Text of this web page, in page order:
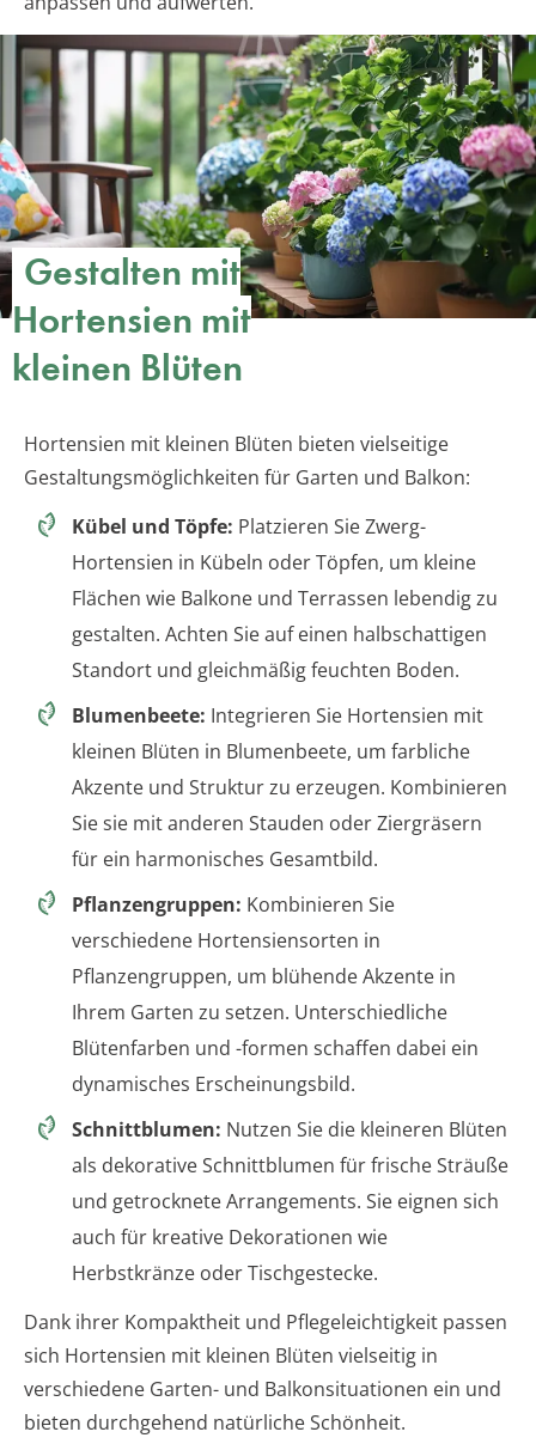
Gestalten mit
Hortensien mit
kleinen Blüten
Hortensien mit kleinen Blüten bieten vielseitige
Gestaltungsmöglichkeiten für Garten und Balkon:
Kübel und Töpfe: Platzieren Sie Zwerg-
Hortensien in Kübeln oder Töpfen, um kleine
Flächen wie Balkone und Terrassen lebendig zu
gestalten. Achten Sie auf einen halbschattigen
Standort und gleichmäßig feuchten Boden.
Blumenbeete: Integrieren Sie Hortensien mit
kleinen Blüten in Blumenbeete, um farbliche
Akzente und Struktur zu erzeugen. Kombinieren
Sie sie mit anderen Stauden oder Ziergräsern
für ein harmonisches Gesamtbild.
Pflanzengruppen: Kombinieren Sie
verschiedene Hortensiensorten in
Pflanzengruppen, um blühende Akzente in
Ihrem Garten zu setzen. Unterschiedliche
Blütenfarben und -formen schaffen dabei ein
dynamisches Erscheinungsbild.
Schnittblumen: Nutzen Sie die kleineren Blüten
als dekorative Schnittblumen für frische Sträuße
und getrocknete Arrangements. Sie eignen sich
auch für kreative Dekorationen wie
Herbstkränze oder Tischgestecke.
Dank ihrer Kompaktheit und Pflegeleichtigkeit passen
sich Hortensien mit kleinen Blüten vielseitig in
verschiedene Garten- und Balkonsituationen ein und
bieten durchgehend natürliche Schönheit.